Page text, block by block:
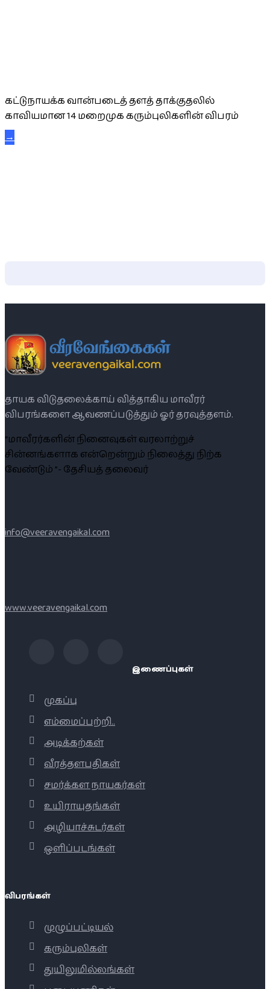
கட்டுநாயக்க வான்படைத் தளத் தாக்குதலில்
காவியமான 14 மறைமுக கரும்புலிகளின் விபரம்
→
தாயக விடுதலைக்காய் வித்தாகிய மாவீரர்
விபரங்களை ஆவணப்படுத்தும் ஓர் தரவுத்தளம்.
“மாவீரர்களின் நினைவுகள் வரலாற்றுச்
சின்னங்களாக என்றென்றும் நிலைத்து நிற்க
வேண்டும் ”- தேசியத் தலைவர்
info@veeravengaikal.com
www.veeravengaikal.com
இணைப்புகள்
முகப்பு
எம்மைப்பற்றி..
அடிக்கற்கள்
வீரத்தளபதிகள்
சமர்க்கள நாயகர்கள்
உயிராயுதங்கள்
அழியாச்சுடர்கள்
ஒளிப்படங்கள்
விபரங்கள்
முழுப்பட்டியல்
கரும்புலிகள்
துயிலுமில்லங்கள்